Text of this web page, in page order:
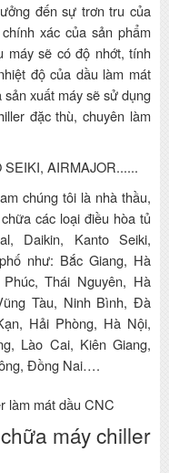
đến sự trơn tru của
xác của sản phẩm
máy sẽ có độ nhớt, tính
độ của dầu làm mát
xuất máy sẽ sử dụng
đặc thù, chuyên làm
AIRMAJOR......
chúng tôi là nhà thầu,
các loại điều hòa tủ
Daikin, Kanto Seiki,
như: Bắc Giang, Hà
Thái Nguyên, Hà
Tàu, Ninh Bình, Đà
Hải Phòng, Hà Nội,
Lào Cai, Kiên Giang,
Đồng Nai….
làm mát dầu CNC
máy chiller